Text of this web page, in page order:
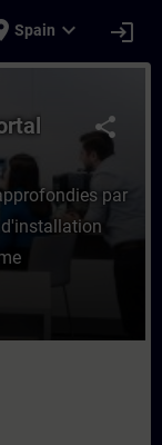
Spain expand_more login
TIA
share
par